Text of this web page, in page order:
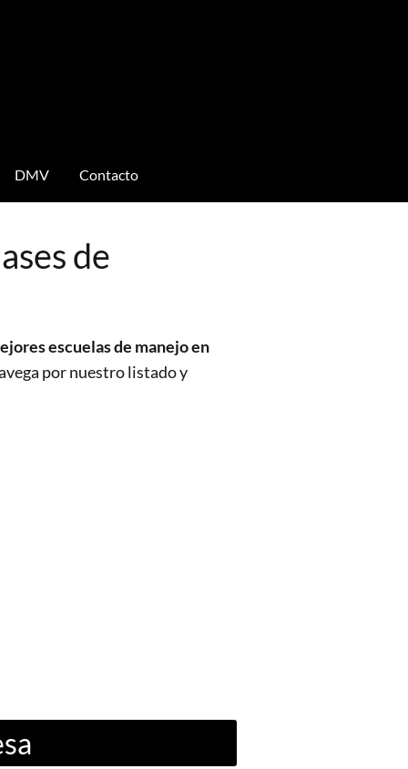
DMV Contacto
de
escuelas de manejo en
por nuestro listado y